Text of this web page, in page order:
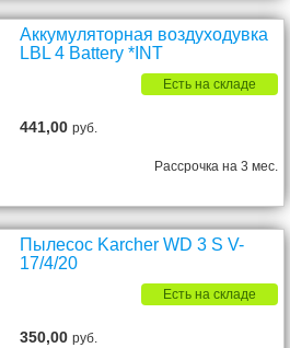
Аккумуляторная воздуходувка
LBL 4 Battery *INT
Есть на складе
441,00руб.
Рассрочка на 3 мес.
Пылесос Karcher WD 3 S V-
17/4/20
Есть на складе
350,00руб.